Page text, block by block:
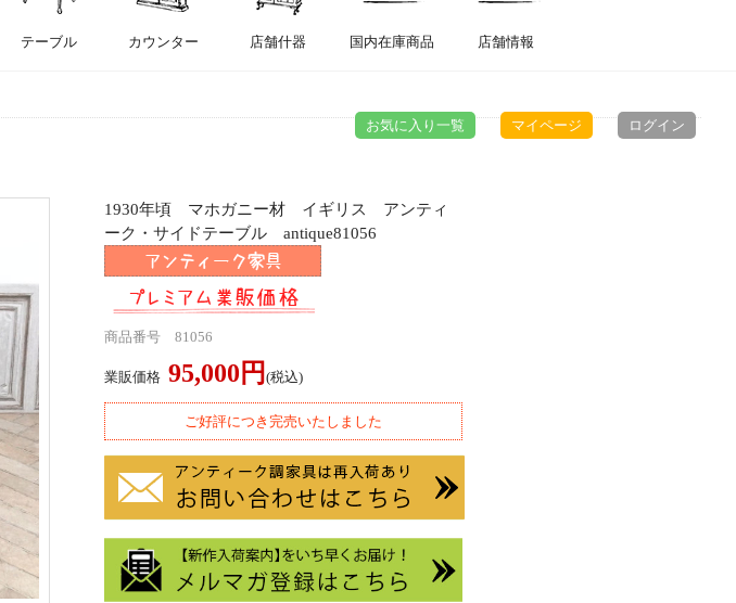
お気に入り一覧 マイページ ログイン
1930年頃 マホガニー材 イギリス アンティ
ーク・サイドテーブル antique81056
商品番号 81056
業販価格 95,000円 (税込)
ご好評につき完売いたしました